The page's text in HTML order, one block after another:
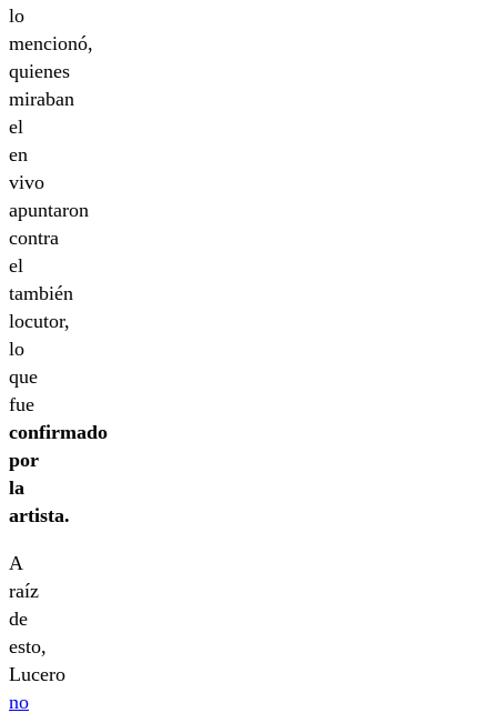
lo
mencionó,
quienes
miraban
el
en
vivo
apuntaron
contra
el
también
locutor,
lo
que
fue
confirmado
por
la
artista.
A
raíz
de
esto,
Lucero
no